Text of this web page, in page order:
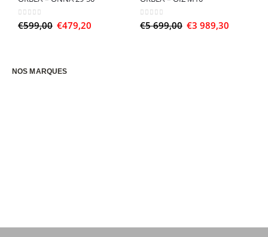
0sur 5
€599,00 Le
€479,20 0sur 5
€5 699,00 Le
€3 989,30
NOS MARQUES